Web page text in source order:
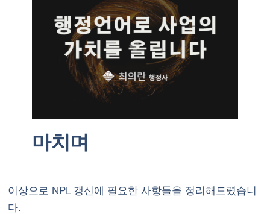
마치며
이상으로 NPL 갱신에 필요한 사항들을 정리해드렸습니
다.